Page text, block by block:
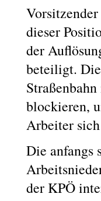
dieser
der
beteiligt.
blockieren,
Arbeiter
Die anfangs
der KPÖ